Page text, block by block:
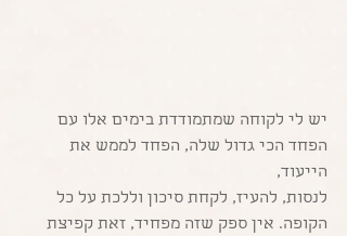
יש לי לקוחה שמתמודדת בימים אלו עם
הפחד הכי גדול שלה, הפחד לממש את
הייעוד,
לנסות, להעיז, לקחת סיכון וללכת על כל
הקופה. אין ספק שזה מפחיד, זאת קפיצת